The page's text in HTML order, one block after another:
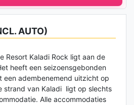
AUTO)
Resort Kaladi Rock ligt aan de
heeft een seizoensgebonden
een adembenemend uitzicht op
strand van Kaladi ligt op slechts
Alle accommodaties